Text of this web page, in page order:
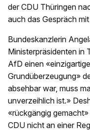
der CDU Thüringen
auch das Gespräch
Bundeskanzlerin
Ministerpräsidenten in
AfD einen
Grundüberzeugung»
absehbar war, muss
unverzeihlich ist.»
«rückgängig
CDU nicht an einer